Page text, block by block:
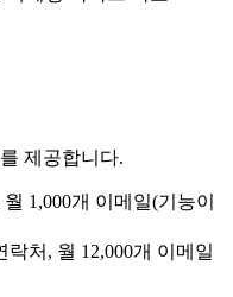
제공합니다.
1,000개 이메일(기능이
처, 월 12,000개 이메일